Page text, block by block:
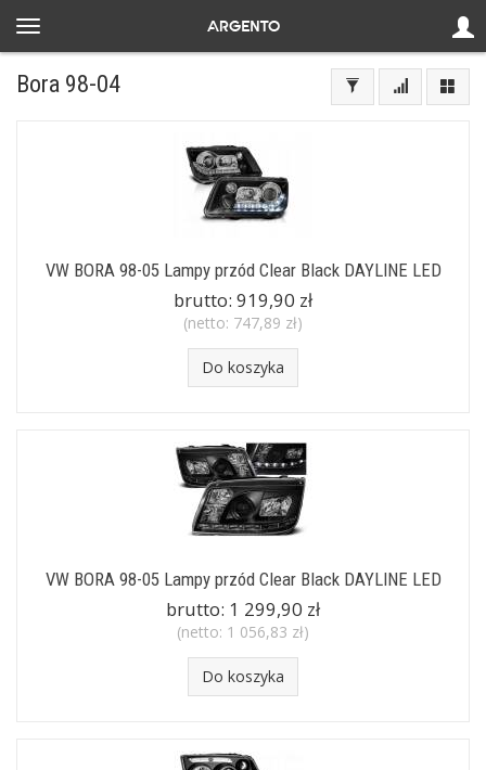
Bora 98-04
VW BORA 98-05 Lampy przód Clear Black DAYLINE LED
brutto: 919,90 zł
(netto: 747,89 zł)
Do koszyka
VW BORA 98-05 Lampy przód Clear Black DAYLINE LED
brutto: 1 299,90 zł
(netto: 1 056,83 zł)
Do koszyka